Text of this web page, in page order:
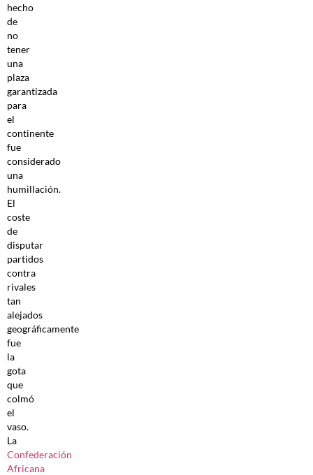
hecho
de
no
tener
una
plaza
garantizada
para
el
continente
fue
considerado
una
humillación.
El
coste
de
disputar
partidos
contra
rivales
tan
alejados
geográficamente
fue
la
gota
que
colmó
el
vaso.
La
Confederación
Africana